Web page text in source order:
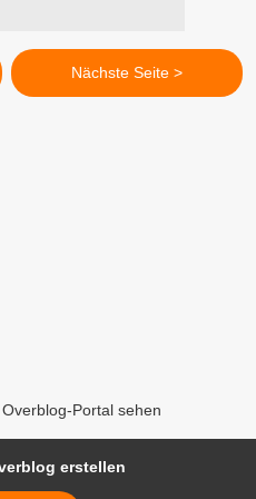
Nächste Seite >
Portal sehen
erstellen